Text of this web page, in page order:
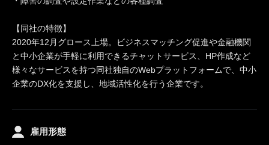
【同社の特徴】
2020年12月グロース上場。ビジネスマッチング促進や金融機関
と中小企業が手軽に利用できるチャットサービス、HP作成など
様々なサービスを持つ同社独自のWebプラットフォームで、中小
企業のDX化を支援し、地域活性化を行う企業です。
雇用形態